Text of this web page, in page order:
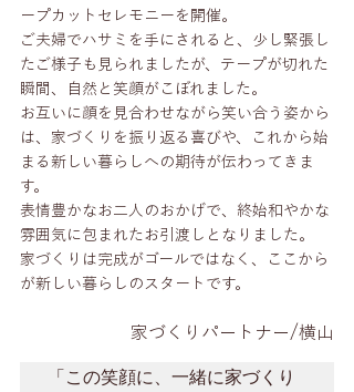
ープカットセレモニーを開催。
ご夫婦でハサミを手にされると、少し緊張し
たご様子も見られましたが、テープが切れた
瞬間、自然と笑顔がこぼれました。
お互いに顔を見合わせながら笑い合う姿から
は、家づくりを振り返る喜びや、これから始
まる新しい暮らしへの期待が伝わってきま
す。
表情豊かなお二人のおかげで、終始和やかな
雰囲気に包まれたお引渡しとなりました。
家づくりは完成がゴールではなく、ここから
が新しい暮らしのスタートです。
家づくりパートナー/横山
「この笑顔に、一緒に家づくり